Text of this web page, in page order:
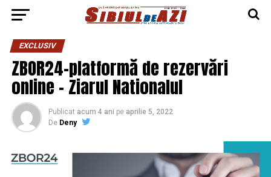
EXCLUSIV
ZBOR24-platformă de rezervări
online – Ziarul Nationalul
Publicat acum 4 ani pe aprilie 5, 2022
De Deny